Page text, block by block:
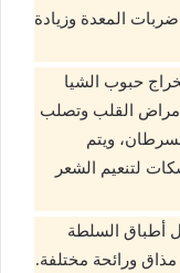
المعدة وزيادة
حبوب الشيا
القلب وتصلب
ويتم
لتنعيم الشعر
السلطة
مذاق ورائحة مختلفة.